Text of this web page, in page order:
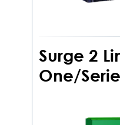
Surge 2
One/